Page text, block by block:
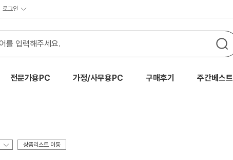
로그인
전문가용PC 가정/사무용PC 구매후기 주간베스트
상품리스트 이동